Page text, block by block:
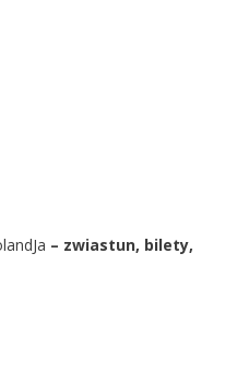
– zwiastun, bilety,